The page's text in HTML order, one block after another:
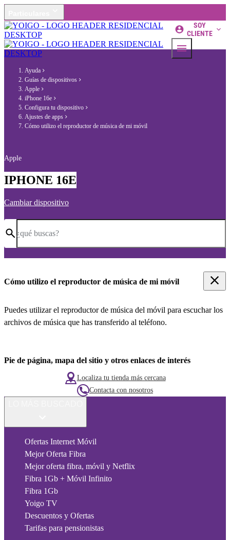
SOY
CLIENTE
Ayuda
Guías de dispositivos
Apple
iPhone 16e
Configura tu dispositivo
Ajustes de apps
Cómo utilizo el reproductor de música de mi móvil
Apple
IPHONE 16E
Cambiar dispositivo
¿qué buscas?
Cómo utilizo el reproductor de música de mi móvil
Puedes utilizar el reproductor de música del móvil para escuchar los
archivos de música que has transferido al teléfono.
Pie de página, mapa del sitio y otros enlaces de interés
Localiza tu tienda más cercana
Contacta con nosotros
Ofertas Internet Móvil
Mejor Oferta Fibra
Mejor oferta fibra, móvil y Netflix
Fibra 1Gb + Móvil Infinito
Fibra 1Gb
Yoigo TV
Descuentos y Ofertas
Tarifas para pensionistas